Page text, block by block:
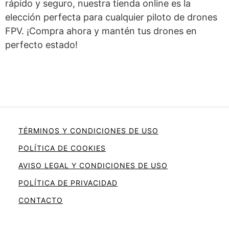
rápido y seguro, nuestra tienda online es la
elección perfecta para cualquier piloto de drones
FPV. ¡Compra ahora y mantén tus drones en
perfecto estado!
TÉRMINOS Y CONDICIONES DE USO
POLÍTICA DE COOKIES
AVISO LEGAL Y CONDICIONES DE USO
POLÍTICA DE PRIVACIDAD
CONTACTO